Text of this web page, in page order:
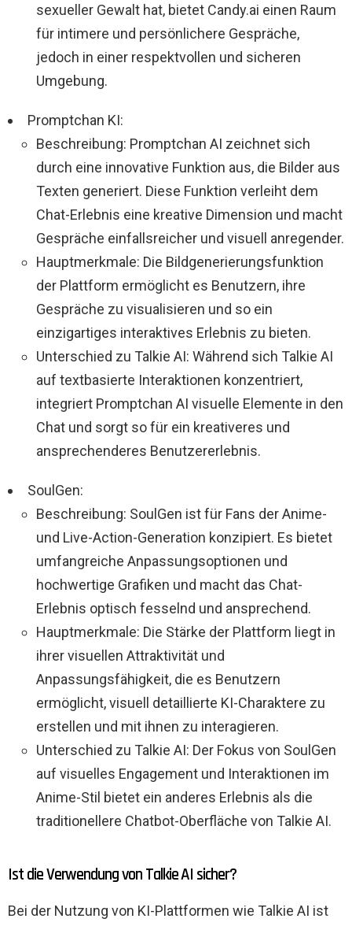
sexueller Gewalt hat, bietet Candy.ai einen Raum
für intimere und persönlichere Gespräche,
jedoch in einer respektvollen und sicheren
Umgebung.
Promptchan KI:
Beschreibung: Promptchan AI zeichnet sich
durch eine innovative Funktion aus, die Bilder aus
Texten generiert. Diese Funktion verleiht dem
Chat-Erlebnis eine kreative Dimension und macht
Gespräche einfallsreicher und visuell anregender.
Hauptmerkmale: Die Bildgenerierungsfunktion
der Plattform ermöglicht es Benutzern, ihre
Gespräche zu visualisieren und so ein
einzigartiges interaktives Erlebnis zu bieten.
Unterschied zu Talkie AI: Während sich Talkie AI
auf textbasierte Interaktionen konzentriert,
integriert Promptchan AI visuelle Elemente in den
Chat und sorgt so für ein kreativeres und
ansprechenderes Benutzererlebnis.
SoulGen:
Beschreibung: SoulGen ist für Fans der Anime-
und Live-Action-Generation konzipiert. Es bietet
umfangreiche Anpassungsoptionen und
hochwertige Grafiken und macht das Chat-
Erlebnis optisch fesselnd und ansprechend.
Hauptmerkmale: Die Stärke der Plattform liegt in
ihrer visuellen Attraktivität und
Anpassungsfähigkeit, die es Benutzern
ermöglicht, visuell detaillierte KI-Charaktere zu
erstellen und mit ihnen zu interagieren.
Unterschied zu Talkie AI: Der Fokus von SoulGen
auf visuelles Engagement und Interaktionen im
Anime-Stil bietet ein anderes Erlebnis als die
traditionellere Chatbot-Oberfläche von Talkie AI.
Ist die Verwendung von Talkie AI sicher?
Bei der Nutzung von KI-Plattformen wie Talkie AI ist